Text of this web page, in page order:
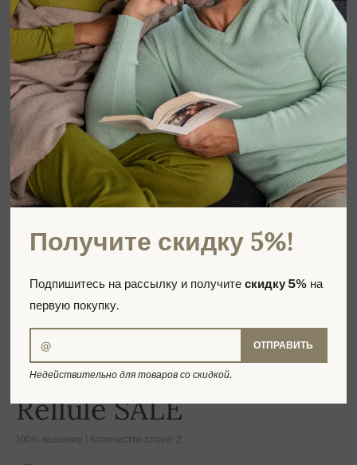
-14%
Rellule SALE
100% кашемир | Количество слоев: 2
Получите скидку 5%!
Подпишитесь на рассылку и получитескидку 5% на
первую покупку.
ОТПРАВИТЬ
Недействительно для товаров со скидкой.